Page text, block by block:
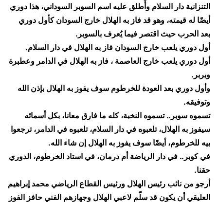
التنزانية دار السلام وأُطلق عليه اسم السوبر السوداني، هذا دوري
أيضًا له قيمته، وهو قد فاز به الهلال خارج السودان كأول دوري
بعد الحرب حيث اقتصر فيما يُعرف بالسوبر.
أول دوري يلعب خارج السودان فاز به الهلال في دار السلام.
أول دوري يلعب خارج العاصمة ، فاز به الهلال في الدامر وعطبرة
وبربر.
وأول دوري بعد العودة للخرطوم سوف يفوز به الهلال بإذن الله
وتوفيقه.
​تسموه سوبر.. تسموه النخبة، كله ما فارق معانا، بكل أسمائه
سيفوز به الهلال، تلعبوه في دار السلام، تلعبوه في الدامر، ترجعوا
بيه للخرطوم، أيضًا سوف يفوز به الهلال إن شاء الله.
​في كوبر.. في دار الرياضة أم درمان، في استاد الخرطوم، الدوري
حقنا.
​أرجو من نائب رئيس الهلال ورئيس القطاع الرياضي محمد إبراهيم
العليقي أن يكون قد سلّم لاعبي الهلال وجهازهم الفني حافز الفوز